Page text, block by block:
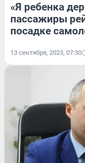
«Я ребенка
пассажиры
посадке
13 сентября, 2023, 07:30